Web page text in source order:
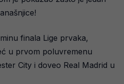
finala Lige prvaka,
u prvom poluvremenu
City i doveo Real Madrid u